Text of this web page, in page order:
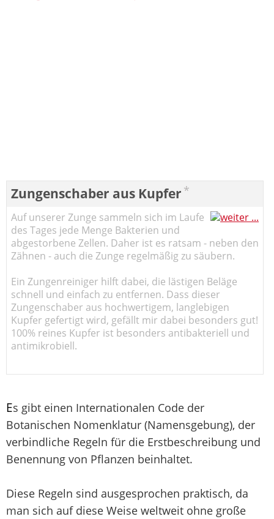
Zungenschaber aus Kupfer *
Auf unserer Zunge sammeln sich im Laufe
des Tages jede Menge Bakterien und
abgestorbene Zellen. Daher ist es ratsam - neben den
Zähnen - auch die Zunge regelmäßig zu säubern.
Ein Zungenreiniger hilft dabei, die lästigen Beläge
schnell und einfach zu entfernen. Dass dieser
Zungenschaber aus hochwertigem, langlebigen
Kupfer gefertigt wird, gefällt mir dabei besonders gut!
100% reines Kupfer ist besonders antibakteriell und
antimikrobiell.
Es gibt einen Internationalen Code der
Botanischen Nomenklatur (Namensgebung), der
verbindliche Regeln für die Erstbeschreibung und
Benennung von Pflanzen beinhaltet.
Diese Regeln sind ausgesprochen praktisch, da
man sich auf diese Weise weltweit ohne große